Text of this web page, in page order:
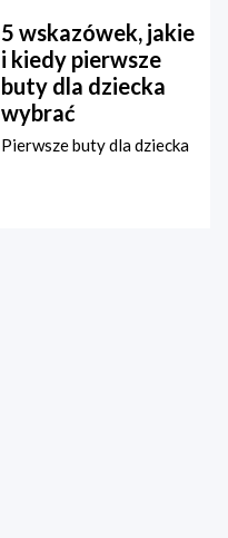
5 wskazówek, jakie
i kiedy pierwsze
buty dla dziecka
wybrać
Pierwsze buty dla dziecka